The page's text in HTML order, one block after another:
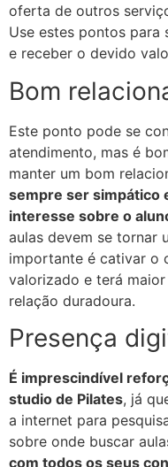
oferta de outros
Use estes pontos para
e receber o devido
Bom
Este ponto pode se
atendimento, mas é
manter um bom
sempre ser simpático
interesse sobre o
aulas devem se tornar
importante é cativar o
valorizado e terá
relação duradoura.
Presença
É imprescindível
studio de Pilates, já
a internet para
sobre onde buscar
com todos os seus